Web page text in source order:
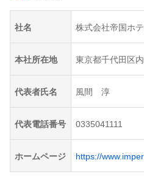
社名 株式会社帝国ホ
本社所在地 東京都千代田区
代表者氏名 風間 淳
代表電話番号 0335041111
ホームページ https://